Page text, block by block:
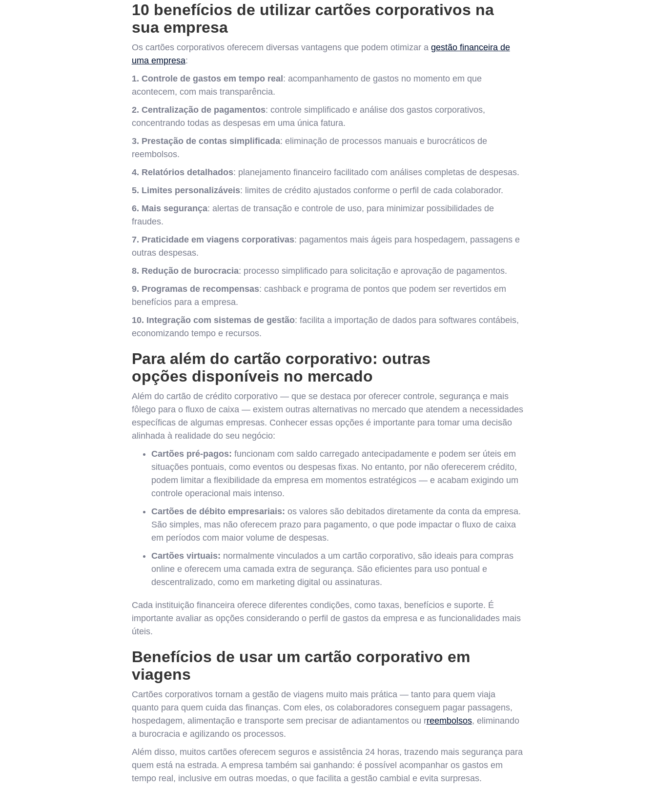
10 benefícios de utilizar cartões corporativos na
sua empresa
Os cartões corporativos oferecem diversas vantagens que podem otimizar a gestão financeira de
uma empresa:
1. Controle de gastos em tempo real: acompanhamento de gastos no momento em que
acontecem, com mais transparência.
2. Centralização de pagamentos: controle simplificado e análise dos gastos corporativos,
concentrando todas as despesas em uma única fatura.
3. Prestação de contas simplificada: eliminação de processos manuais e burocráticos de
reembolsos.
4. Relatórios detalhados: planejamento financeiro facilitado com análises completas de despesas.
5. Limites personalizáveis: limites de crédito ajustados conforme o perfil de cada colaborador.
6. Mais segurança: alertas de transação e controle de uso, para minimizar possibilidades de
fraudes.
7. Praticidade em viagens corporativas: pagamentos mais ágeis para hospedagem, passagens e
outras despesas.
8. Redução de burocracia: processo simplificado para solicitação e aprovação de pagamentos.
9. Programas de recompensas: cashback e programa de pontos que podem ser revertidos em
benefícios para a empresa.
10. Integração com sistemas de gestão: facilita a importação de dados para softwares contábeis,
economizando tempo e recursos.
Para além do cartão corporativo: outras
opções disponíveis no mercado
Além do cartão de crédito corporativo — que se destaca por oferecer controle, segurança e mais
fôlego para o fluxo de caixa — existem outras alternativas no mercado que atendem a necessidades
específicas de algumas empresas. Conhecer essas opções é importante para tomar uma decisão
alinhada à realidade do seu negócio:
Cartões pré-pagos: funcionam com saldo carregado antecipadamente e podem ser úteis em
situações pontuais, como eventos ou despesas fixas. No entanto, por não oferecerem crédito,
podem limitar a flexibilidade da empresa em momentos estratégicos — e acabam exigindo um
controle operacional mais intenso.
Cartões de débito empresariais: os valores são debitados diretamente da conta da empresa.
São simples, mas não oferecem prazo para pagamento, o que pode impactar o fluxo de caixa
em períodos com maior volume de despesas.
Cartões virtuais: normalmente vinculados a um cartão corporativo, são ideais para compras
online e oferecem uma camada extra de segurança. São eficientes para uso pontual e
descentralizado, como em marketing digital ou assinaturas.
Cada instituição financeira oferece diferentes condições, como taxas, benefícios e suporte. É
importante avaliar as opções considerando o perfil de gastos da empresa e as funcionalidades mais
úteis.
Benefícios de usar um cartão corporativo em
viagens
Cartões corporativos tornam a gestão de viagens muito mais prática — tanto para quem viaja
quanto para quem cuida das finanças. Com eles, os colaboradores conseguem pagar passagens,
hospedagem, alimentação e transporte sem precisar de adiantamentos ou rreembolsos, eliminando
a burocracia e agilizando os processos.
Além disso, muitos cartões oferecem seguros e assistência 24 horas, trazendo mais segurança para
quem está na estrada. A empresa também sai ganhando: é possível acompanhar os gastos em
tempo real, inclusive em outras moedas, o que facilita a gestão cambial e evita surpresas.